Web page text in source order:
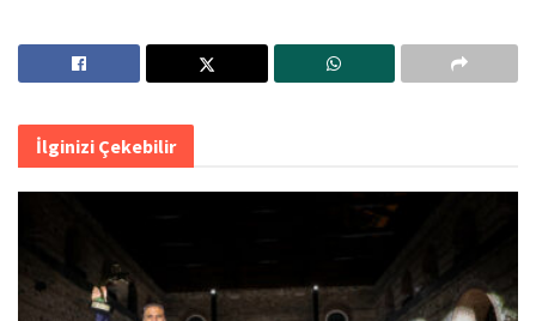
İlginizi Çekebilir